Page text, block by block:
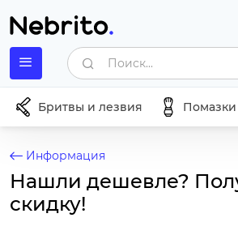
Поиск...
Бритвы и лезвия Помазки
Информация
Нашли дешевле?
скидку!